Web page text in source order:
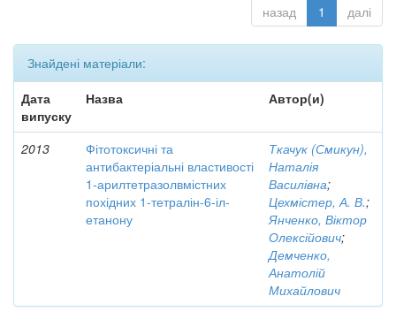
назад 1 далі
Знайдені матеріали:
Дата
випуску
Назва Автор(и)
2013
Фітотоксичні та
антибактеріальні властивості
1-арилтетразолвмістних
похідних 1-тетралін-6-іл-
етанону
Ткачук (Смикун),
Наталія
Василівна;
Цехмістер, А. В.;
Янченко, Віктор
Олексійович;
Демченко,
Анатолій
Михайлович